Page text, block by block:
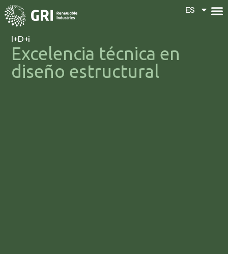
ES
ES
I+D+i
Excelencia técnica en
diseño estructural